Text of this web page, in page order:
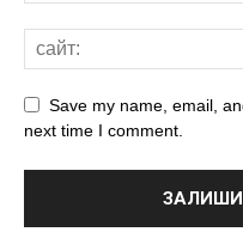
Save my name, email,
next time I comment.